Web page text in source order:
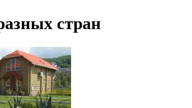
стран